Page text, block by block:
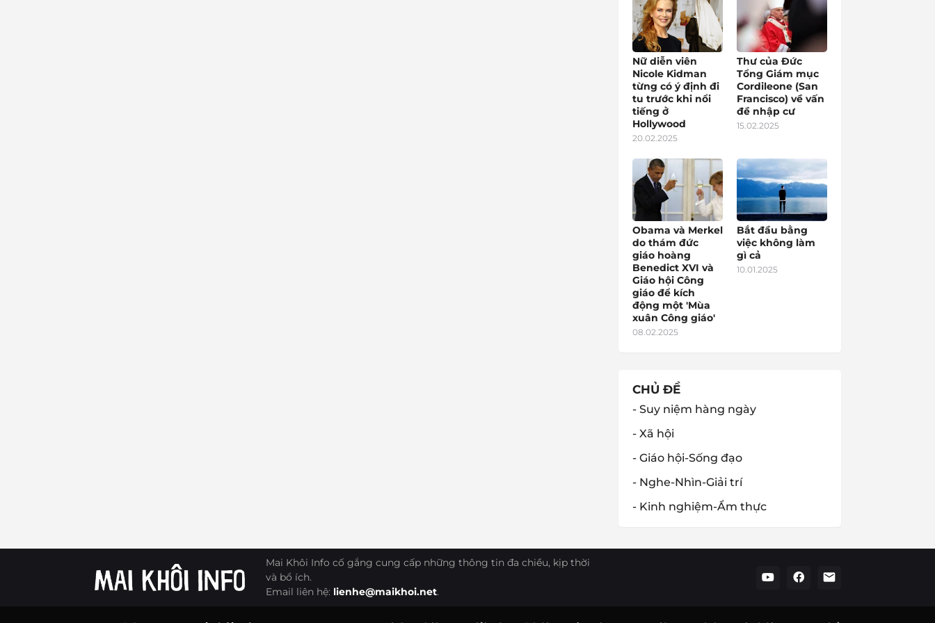
Nữ diễn viên
Nicole Kidman
từng có ý định đi
tu trước khi nổi
tiếng ở
Hollywood
20.02.2025
Thư của Đức
Tổng Giám mục
Cordileone (San
Francisco) về vấn
đề nhập cư
15.02.2025
Obama và Merkel
do thám đức
giáo hoàng
Benedict XVI và
Giáo hội Công
giáo để kích
động một 'Mùa
xuân Công giáo'
08.02.2025
Bắt đầu bằng
việc không làm
gì cả
10.01.2025
CHỦ ĐỀ
- Suy niệm hàng ngày
- Xã hội
- Giáo hội-Sống đạo
- Nghe-Nhìn-Giải trí
- Kinh nghiệm-Ẩm thực
Mai Khôi Info cố gắng cung cấp những thông tin đa chiều, kịp thời
và bổ ích.
Email liên hệ: lienhe@maikhoi.net.